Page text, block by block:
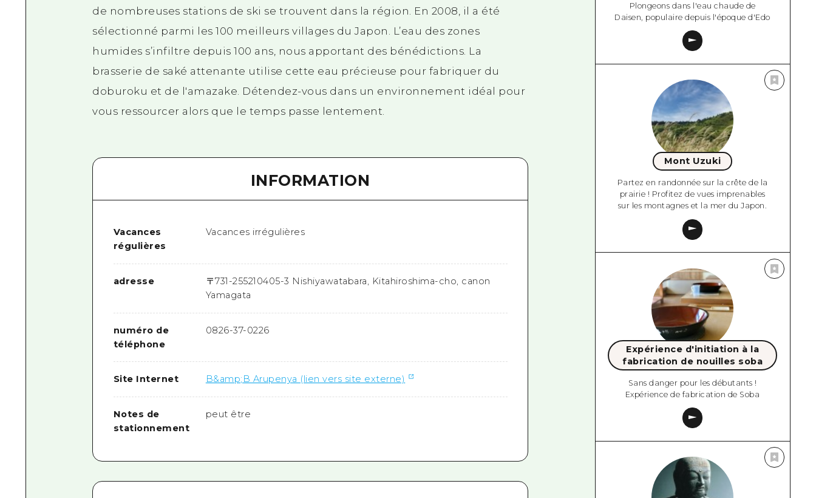
de nombreuses stations de ski se trouvent dans la région. En 2008, il a été
sélectionné parmi les 100 meilleurs villages du Japon. L’eau des zones
humides s’infiltre depuis 100 ans, nous apportant des bénédictions. La
brasserie de saké attenante utilise cette eau précieuse pour fabriquer du
doburoku et de l'amazake. Détendez-vous dans un environnement idéal pour
vous ressourcer alors que le temps passe lentement.
INFORMATION
Vacances
régulières
Vacances irrégulières
adresse 〒731-255210405-3 Nishiyawatabara, Kitahiroshima-cho, canon
Yamagata
numéro de
téléphone
0826-37-0226
Site Internet B&amp;B Arupenya (lien vers site externe)
Notes de
stationnement
peut être
Plongeons dans l'eau chaude de
Daisen, populaire depuis l'époque d'Edo
Mont Uzuki
Partez en randonnée sur la crête de la
prairie ! Profitez de vues imprenables
sur les montagnes et la mer du Japon.
Expérience d'initiation à la
fabrication de nouilles soba
Sans danger pour les débutants !
Expérience de fabrication de Soba